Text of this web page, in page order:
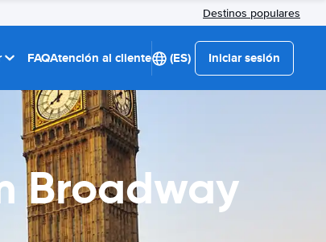
Destinos populares
FAQAtención al cliente (ES) Iniciar sesión
Broadway